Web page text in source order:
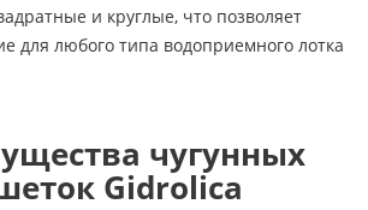
и круглые, что позволяет
для любого типа водоприемного лотка
чугунных
Gidrolica